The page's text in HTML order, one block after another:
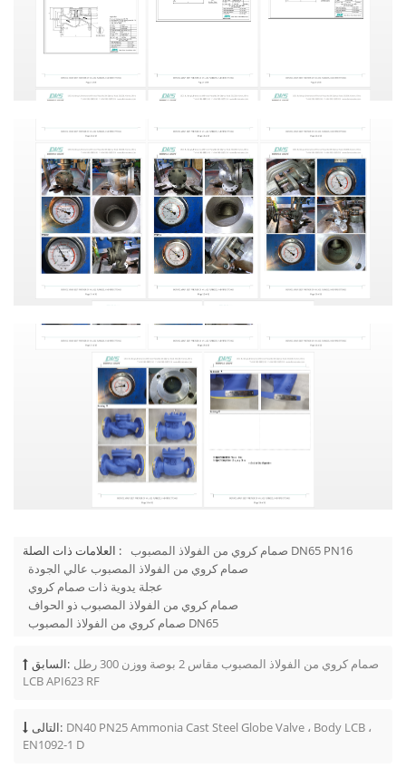
العلامات ذات الصلة :
صمام كروي من الفولاذ المصبوب DN65 PN16
صمام كروي من الفولاذ المصبوب عالي الجودة
عجلة يدوية ذات صمام كروي
صمام كروي من الفولاذ المصبوب ذو الحواف
صمام كروي من الفولاذ المصبوب DN65
السابق: صمام كروي من الفولاذ المصبوب مقاس 2 بوصة ووزن 300 رطل
LCB API623 RF
التالى: DN40 PN25 Ammonia Cast Steel Globe Valve ، Body LCB ،
EN1092-1 D